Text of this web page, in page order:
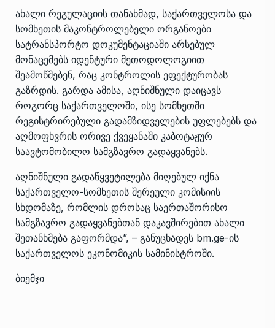
ახალი რეგულაციის თანახმად, საქართველოსა და
სომხეთის მაკონტროლებელი ორგანოები
სატრანსპორტო დოკუმენტაციაში არსებულ
მონაცემებს იდენტური მეთოდოლოგიით
შეამოწმებენ, რაც კონტროლის ეფექტურობას
გაზრდის. გარდა ამისა, აღნიშნული დაიცავს
როგორც საქართველოში, ისე სომხეთში
რეგისტრირებული გადამზიდველების უფლებებს და
აღმოფხვრის ორივე ქვეყანაში კაბოტაჟურ
საავტომობილო სამგზავრო გადაყვანებს.
აღნიშნული გადაწყვეტილება მიღებულ იქნა
საქართველო-სომხეთის შერეული კომისიის
სხდომაზე, რომლის დროსაც საერთაშორისო
სამგზავრო გადაყვანებთან დაკავშირებით ახალი
შეთანხმება გაფორმდა”, – განუცხადეს bm.ge-ის
საქართველოს ეკონომიკის სამინისტროში.
ბიემჯი